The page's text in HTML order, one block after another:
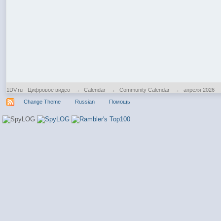
1DV.ru - Цифровое видео → Calendar → Community Calendar → апреля 2026
Change Theme
Russian Помощь